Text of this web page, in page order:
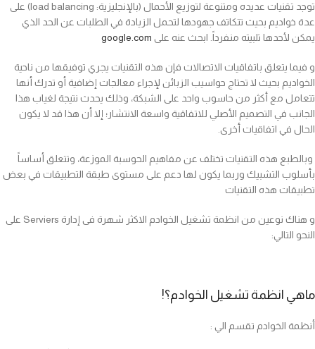
توجد تقنيات عديده ومتنوعة لتوزيع الأحمال (بالإنجليزية: load balancing)‏ على
عدة خواديم بحيث تتكاتف جهودها لتحمل الزيادة في الطلبات عن الحد الذي
يمكن لأحدها تلبيته منفرداً. ابحث عنه على google.com
و فيما يتعلق باتفاقيات الاتصالات فإن هذه التقنيات يجري توفيقها من ناحية
الخواديم بحيث لا تحتاج حواسيب الزبائن لإجراء معالجات إضافية أو تدرك أنها
تتعامل مع أكثر من حاسوب واحد على الشبكة، وذلك يحدث نتيجة لغياب هذا
الجانب في التصميم الأصلي للاتفاقية واسعة الانتشار؛ إلا أن هذا قد لا يكون
الحال في اتفاقيات أخرى.
وبالطبع هذه التقنيات تختلف عن مفاهيم الحوسبة الموزعة، وتتعلق أساساً
بأسلوب التشبيك وربما يكون لها دعم على مستوى طبقة التطبيقات في بعض
تطبيقات هذه التقنيات
و هناك نوعين من انظمة تشغيل الخوادم الاكثر شهرة فى إدارة Serviers على
النحو التالي:
ماهي انظمة تشغيل الخوادم؟!
أنظمة الخوادم تقسم الي :